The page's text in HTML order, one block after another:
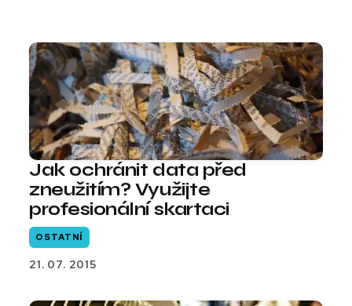
Jak ochránit data před
zneužitím? Využijte
profesionální skartaci
OSTATNÍ
21. 07. 2015